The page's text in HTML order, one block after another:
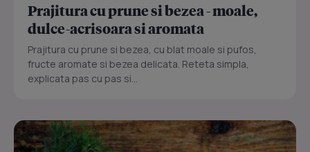
Prajitura cu prune si bezea - moale,
dulce-acrisoara si aromata
Prajitura cu prune si bezea, cu blat moale si pufos,
fructe aromate si bezea delicata. Reteta simpla,
explicata pas cu pas si...